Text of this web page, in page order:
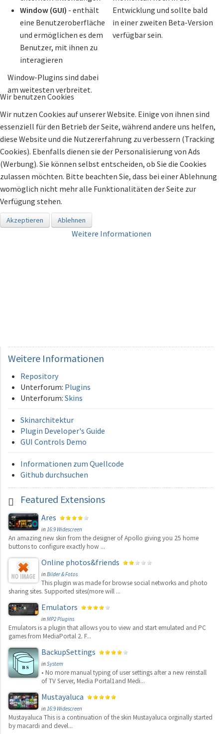
Window (GUI) - enthält
eine Benutzeroberfläche
und ermöglichen es dem
Benutzer, mit ihnen zu
interagieren
Window-Plugins sind dabei
am weitesten verbreitet.
Entwicklung und sollte bald
in einer zweiten Beta-Version
verfügbar sein.
Weitere Informationen
Repository
Unterforum: Plugins
Unterforum: Skins
Skinarchitektur
Plugin Developer's Guide
GUI Controls Demo
Informationen zum Quellcode
Github durchsuchen
Featured Extensions
Ares
in16:9 Widescreen
An amazing new skin from the designer of Apollo giving you 25 home
buttons to configure exactly how ...
Online photos&friends
inBilder & Fotos
This plugin was made for browse social networks and photo
sharing sites. Supported sites(more will ...
Emulators
inMP2 Plugins
Emulators is a plugin that allows you to view and start emulated and PC
games from MediaPortal 2. F...
BackupSettings
inSystem
• No more manual typing of user settings after a new reinstall
of TV Server, Media Portal1and Medi...
Mustayaluca
in16:9 Widescreen
Mustayaluca This is a continuation of the skin Mustayaluca orginally started
by macardi and devel...
Wir benutzen Cookies
Wir nutzen Cookies auf unserer Website. Einige von ihnen sind
essenziell für den Betrieb der Seite, während andere uns helfen,
diese Website und die Nutzererfahrung zu verbessern (Tracking
Cookies). Ebenfalls dienen sie der Personalisierung von Ads
(Werbung). Sie können selbst entscheiden, ob Sie die Cookies
zulassen möchten. Bitte beachten Sie, dass bei einer Ablehnung
womöglich nicht mehr alle Funktionalitäten der Seite zur
Verfügung stehen.
Akzeptieren Ablehnen
Weitere Informationen